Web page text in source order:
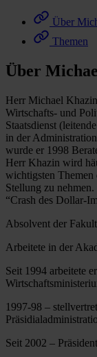
Über
Themen
Über
Herr Michael
Wirtschafts- und
Staatsdienst
in der
wurde er 1998
Herr Khazin wird
wichtigsten Themen
Stellung zu
“Crash des Dollar-
Absolvent der
Arbeitete in der
Seit 1994 arbeitete
1997-98 –
Seit 2002 –